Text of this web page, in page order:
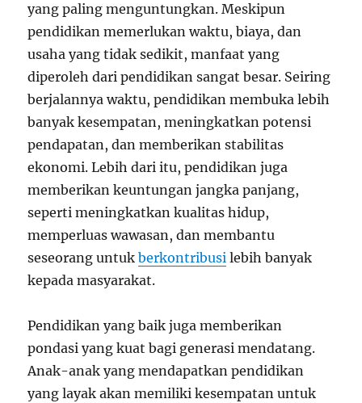
yang paling menguntungkan. Meskipun
pendidikan memerlukan waktu, biaya, dan
usaha yang tidak sedikit, manfaat yang
diperoleh dari pendidikan sangat besar. Seiring
berjalannya waktu, pendidikan membuka lebih
banyak kesempatan, meningkatkan potensi
pendapatan, dan memberikan stabilitas
ekonomi. Lebih dari itu, pendidikan juga
memberikan keuntungan jangka panjang,
seperti meningkatkan kualitas hidup,
memperluas wawasan, dan membantu
seseorang untukberkontribusi lebih banyak
kepada masyarakat.
Pendidikan yang baik juga memberikan
pondasi yang kuat bagi generasi mendatang.
Anak-anak yang mendapatkan pendidikan
yang layak akan memiliki kesempatan untuk